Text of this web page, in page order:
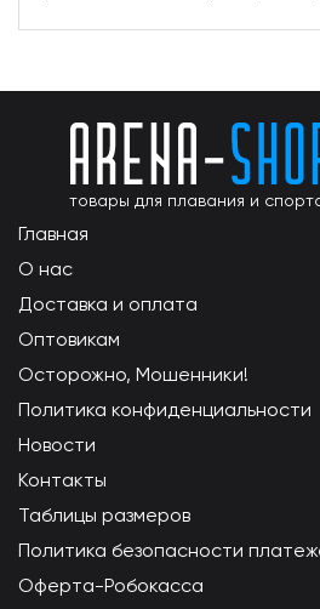
товары для плавания и
Главная
О нас
Доставка и оплата
Оптовикам
Осторожно, Мошенники!
Политика конфиденциальности
Новости
Контакты
Таблицы размеров
Политика безопасности
Оферта-Робокасса